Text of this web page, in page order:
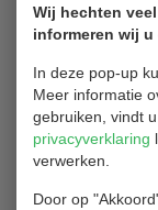
Wij hechten
informeren wij
In deze pop-up
Meer informatie
gebruiken, vindt
privacyverklaring
verwerken.
Door op
Groet van de
De Prijswinnaars: